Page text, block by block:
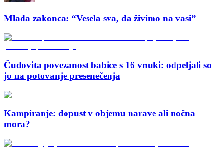
Mlada zakonca: “Vesela sva, da živimo na vasi”
Čudovita povezanost babice s 16 vnuki: odpeljali so
jo na potovanje presenečenja
Kampiranje: dopust v objemu narave ali nočna
mora?